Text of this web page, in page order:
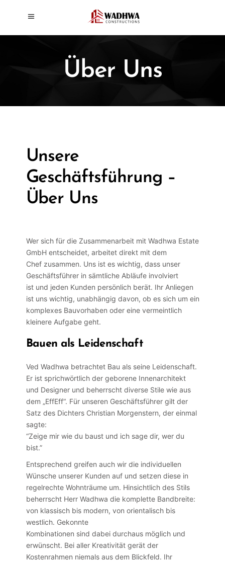
Über Uns
Unsere
Geschäftsführung –
Über Uns
Wer sich für die Zusammenarbeit mit Wadhwa Estate
GmbH entscheidet, arbeitet direkt mit dem
Chef zusammen. Uns ist es wichtig, dass unser
Geschäftsführer in sämtliche Abläufe involviert
ist und jeden Kunden persönlich berät. Ihr Anliegen
ist uns wichtig, unabhängig davon, ob es sich um ein
komplexes Bauvorhaben oder eine vermeintlich
kleinere Aufgabe geht.
Bauen als Leidenschaft
Ved Wadhwa betrachtet Bau als seine Leidenschaft.
Er ist sprichwörtlich der geborene Innenarchitekt
und Designer und beherrscht diverse Stile wie aus
dem „EffEff“. Für unseren Geschäftsführer gilt der
Satz des Dichters Christian Morgenstern, der einmal
sagte:
“Zeige mir wie du baust und ich sage dir, wer du
bist.”
Entsprechend greifen auch wir die individuellen
Wünsche unserer Kunden auf und setzen diese in
regelrechte Wohnträume um. Hinsichtlich des Stils
beherrscht Herr Wadhwa die komplette Bandbreite:
von klassisch bis modern, von orientalisch bis
westlich. Gekonnte
Kombinationen sind dabei durchaus möglich und
erwünscht. Bei aller Kreativität gerät der
Kostenrahmen niemals aus dem Blickfeld. Ihr